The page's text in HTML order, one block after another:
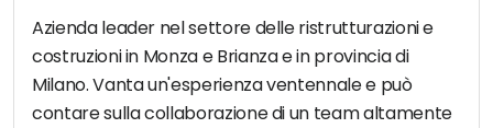
Azienda leader nel settore delle ristrutturazioni e
costruzioni in Monza e Brianza e in provincia di
Milano. Vanta un'esperienza ventennale e può
contare sulla collaborazione di un team altamente